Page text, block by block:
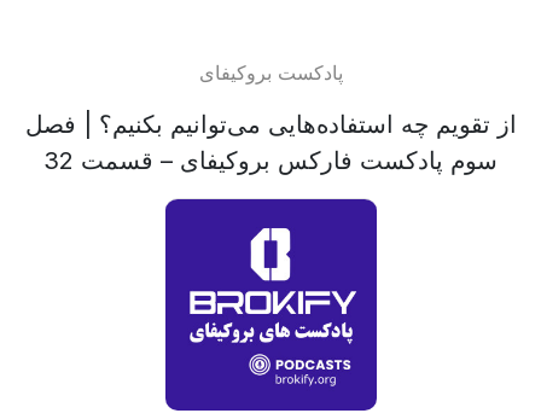
پادکست بروکیفای
از تقویم چه استفاده‌هایی می‌توانیم بکنیم؟ | فصل
سوم پادکست فارکس بروکیفای – قسمت 32